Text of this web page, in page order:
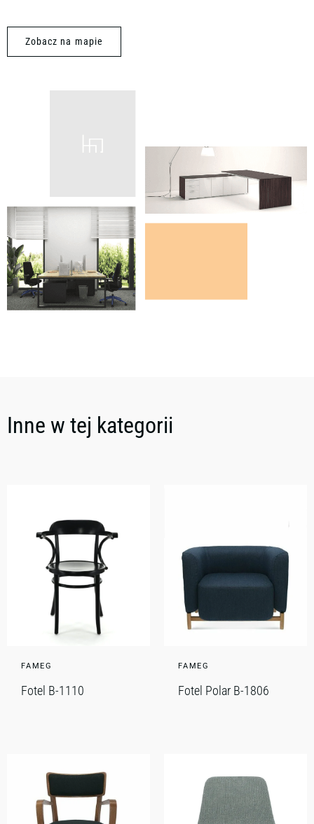
Zobacz na mapie
Inne w tej kategorii
FAMEG
Fotel B-1110
FAMEG
Fotel Polar B-1806